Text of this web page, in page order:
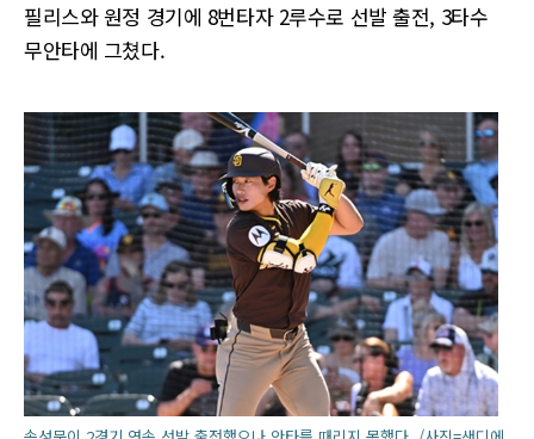
필리스와 원정 경기에 8번타자 2루수로 선발 출전, 3타수
무안타에 그쳤다.